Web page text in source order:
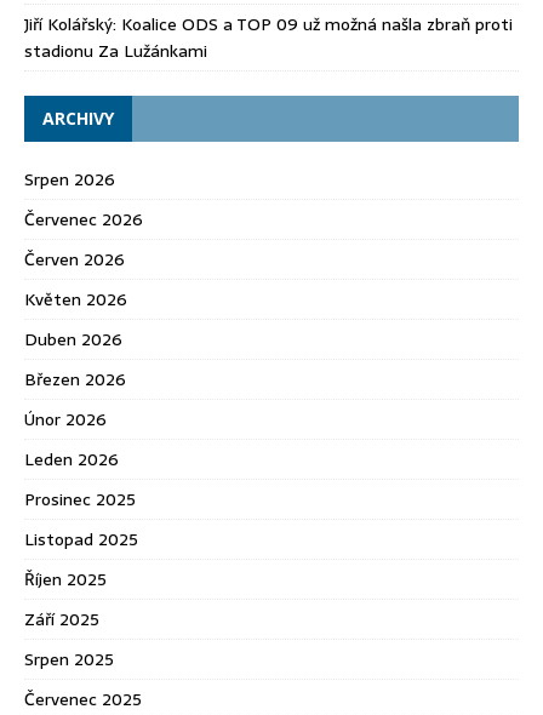
Jiří Kolářský: Koalice ODS a TOP 09 už možná našla zbraň proti
stadionu Za Lužánkami
ARCHIVY
Srpen 2026
Červenec 2026
Červen 2026
Květen 2026
Duben 2026
Březen 2026
Únor 2026
Leden 2026
Prosinec 2025
Listopad 2025
Říjen 2025
Září 2025
Srpen 2025
Červenec 2025